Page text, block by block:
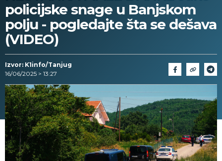
policijske snage u Banjskom
polju - pogledajte šta se dešava
(VIDEO)
Izvor: K1info/Tanjug
16/06/2025 > 13:27